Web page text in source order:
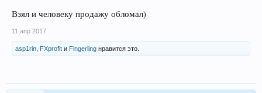
Взял и человеку продажу обломал)
11 апр 2017
asp1rin FXprofit и Fingerling нравится это.